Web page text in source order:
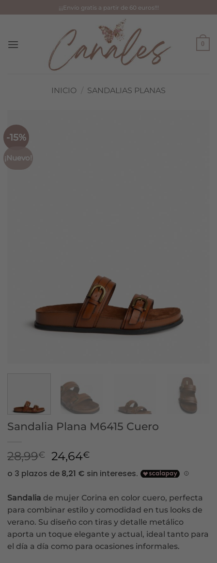
al
¡¡¡Envío gratis a partir de 60 euros!!!
0
INICIO / SANDALIAS PLANAS
-15%
¡Nuevo!
Sandalia Plana M6415 Cuero
28,99€
El
precio
original
28,99€.
24,64€El
precio
actual
24,64€.
Sandalia de mujer Corina en color cuero, perfecta
para combinar estilo y comodidad en tus looks de
verano. Su diseño con tiras y detalle metálico
aporta un toque elegante y actual, ideal tanto para
el día a día como para ocasiones informales.